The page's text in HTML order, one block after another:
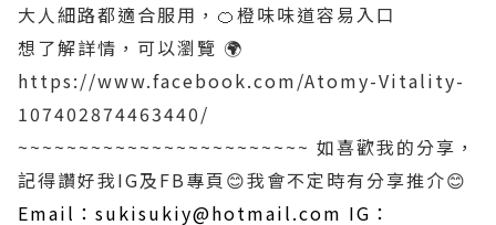
大人細路都適合服用，🍊橙味味道容易入口
想了解詳情，可以瀏覽 🌍
https://www.facebook.com/Atomy-Vitality-
107402874463440/
~~~~~~~~~~~~~~~~~~~~~~~~ 如喜歡我的分享，
記得讚好我IG及FB專頁😊我會不定時有分享推介😊
Email：sukisukiy@hotmail.com IG：